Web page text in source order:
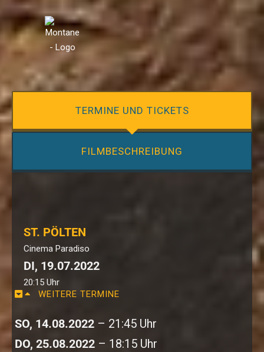
TERMINE UND TICKETS
FILMBESCHREIBUNG
ST. PÖLTEN
Cinema Paradiso
DI, 19.07.2022
20:15 Uhr
WEITERE TERMINE
SO, 14.08.2022 – 21:45 Uhr
DO, 25.08.2022 – 18:15 Uhr